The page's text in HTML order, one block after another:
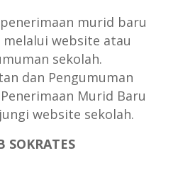
murid baru
website atau
sekolah.
dan Pengumuman
Murid Baru
website sekolah.
SOKRATES